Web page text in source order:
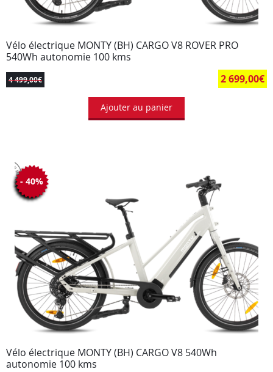
Vélo électrique MONTY (BH) CARGO V8 ROVER PRO
540Wh autonomie 100 kms
4 499,00€ 2 699,00€
Ajouter au panier
Vélo électrique MONTY (BH) CARGO V8 540Wh
autonomie 100 kms
- 40%